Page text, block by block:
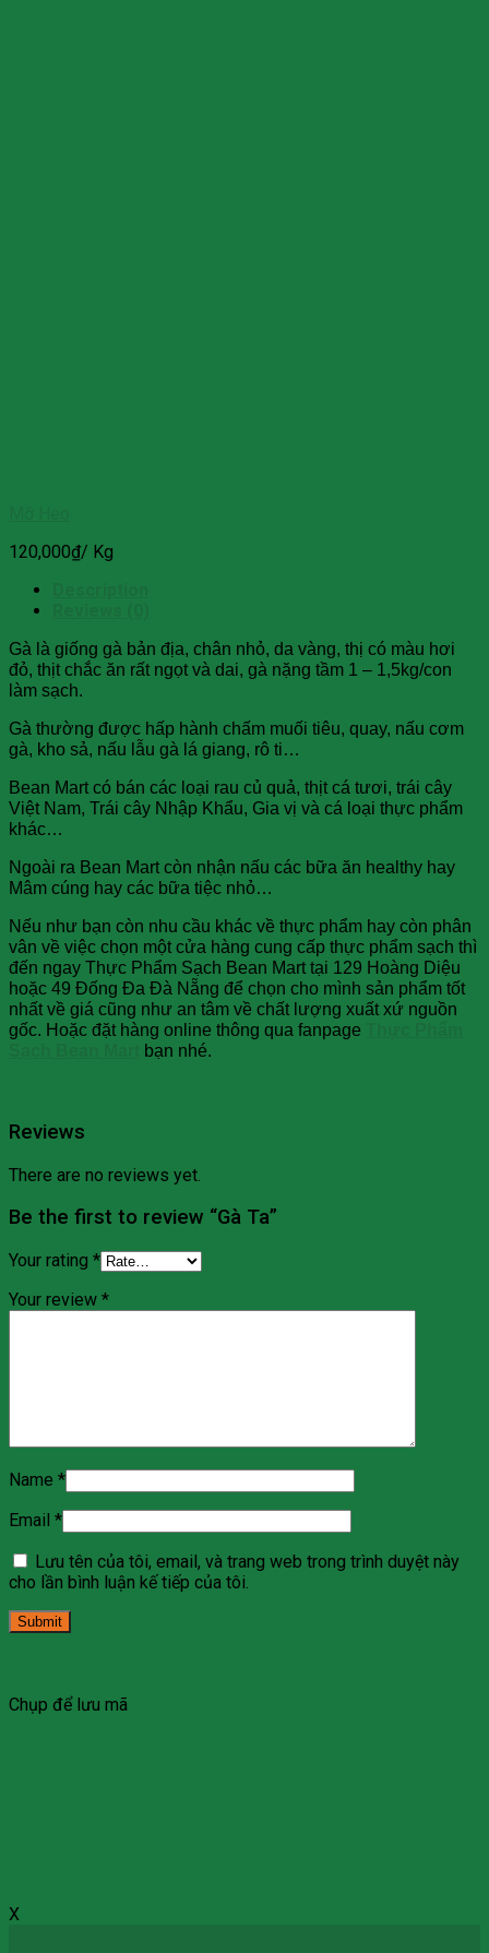
120,000₫/ Kg
Gà là giống gà bản địa, chân nhỏ, da vàng, thị có màu hơi
đỏ, thịt chắc ăn rất ngọt và dai, gà nặng tầm 1 – 1,5kg/con
làm sạch.
Gà thường được hấp hành chấm muối tiêu, quay, nấu cơm
gà, kho sả, nấu lẫu gà lá giang, rô ti…
Bean Mart có bán các loại rau củ quả, thịt cá tươi, trái cây
Việt Nam, Trái cây Nhập Khẩu, Gia vị và cá loại thực phẩm
khác…
Ngoài ra Bean Mart còn nhận nấu các bữa ăn healthy hay
Mâm cúng hay các bữa tiệc nhỏ…
Nếu như bạn còn nhu cầu khác về thực phẩm hay còn phân
vân về việc chọn một cửa hàng cung cấp thực phẩm sạch thì
đến ngay Thực Phẩm Sạch Bean Mart tại 129 Hoàng Diệu
hoặc 49 Đống Đa Đà Nẵng để chọn cho mình sản phẩm tốt
nhất về giá cũng như an tâm về chất lượng xuất xứ nguồn
gốc. Hoặc đặt hàng online thông qua fanpage
bạn nhé.
Reviews
There are no reviews yet.
Be the first to review “Gà Ta”
Your rating *
Your review *
Name *
Email *
Lưu tên của tôi, email, và trang web trong trình duyệt này
cho lần bình luận kế tiếp của tôi.
Chụp để lưu mã
X